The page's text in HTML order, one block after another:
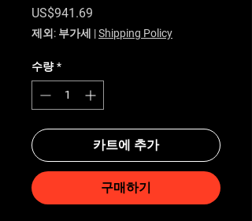
US$941.69
제외: 부가세 |Shipping Policy
수량 *
카트에 추가
구매하기